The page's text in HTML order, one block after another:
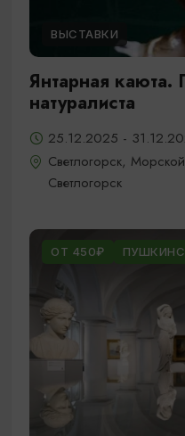
ВЫСТАВКИ
Янтарная каюта.
натуралиста
25.12.2025 -
Светлогорск,
Светлогорск
ОТ 450₽